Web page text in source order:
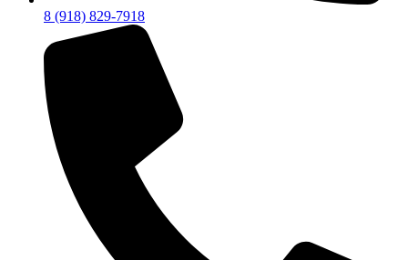
8 (918) 829-7918